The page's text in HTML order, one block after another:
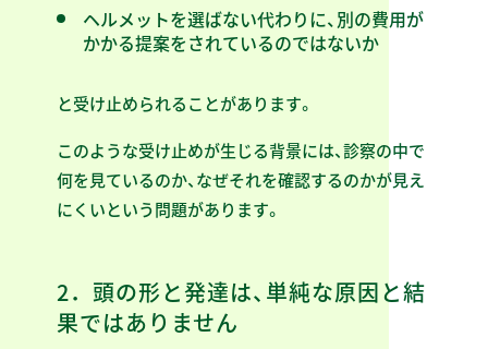
ヘルメットを選ばない代わりに、別の費用が
かかる提案をされているのではないか
と受け止められることがあります。
このような受け止めが生じる背景には、診察の中で
何を見ているのか、なぜそれを確認するのかが見え
にくいという問題があります。
2．頭の形と発達は、単純な原因と結
果ではありません